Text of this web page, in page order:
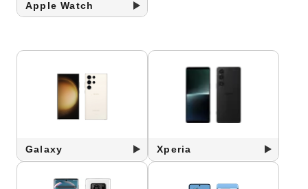
Apple Watch
Galaxy Xperia